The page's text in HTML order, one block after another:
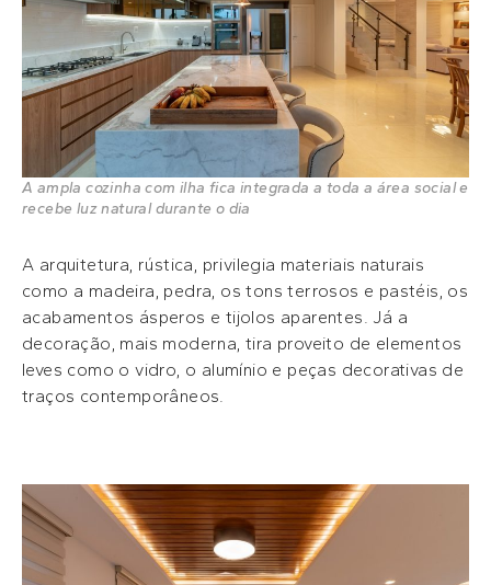
A ampla cozinha com ilha fica integrada a toda a área social e
recebe luz natural durante o dia
A arquitetura, rústica, privilegia materiais naturais
como a madeira, pedra, os tons terrosos e pastéis, os
acabamentos ásperos e tijolos aparentes. Já a
decoração, mais moderna, tira proveito de elementos
leves como o vidro, o alumínio e peças decorativas de
traços contemporâneos.